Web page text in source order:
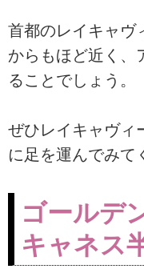
首都のレイキャヴ
からもほど近く、
ることでしょう。
ぜひレイキャヴィ
に足を運んでみて
ゴールデ
キャネス